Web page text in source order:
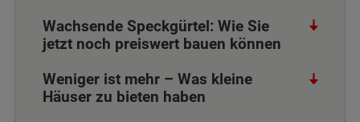
Wachsende Speckgürtel: Wie Sie
jetzt noch preiswert bauen können
Weniger ist mehr – Was kleine
Häuser zu bieten haben